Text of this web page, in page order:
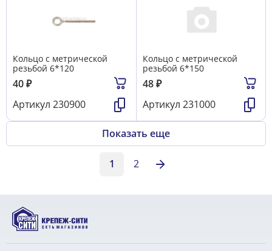
Кольцо с метрической
резьбой 6*120
40₽
Артикул 230900
Кольцо с метрической
резьбой 6*150
48₽
Артикул 231000
Показать еще
1 2